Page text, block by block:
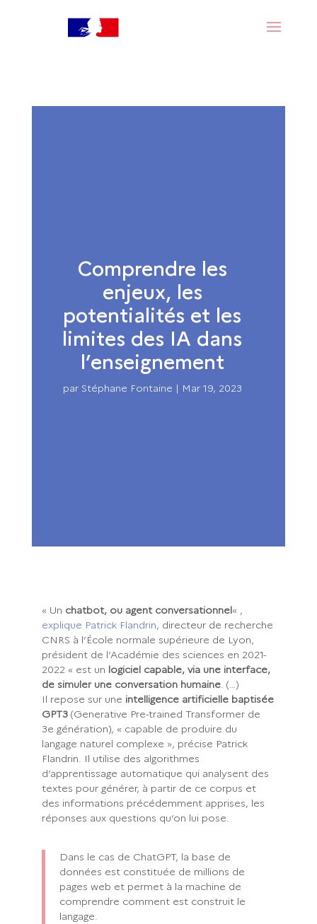
Comprendre les
enjeux, les
potentialités et les
limites des IA dans
l’enseignement
par Stéphane Fontaine | Mar 19, 2023
« Un chatbot, ou agent conversationnel« ,
explique Patrick Flandrin, directeur de recherche
CNRS à l’École normale supérieure de Lyon,
président de l’Académie des sciences en 2021-
2022 « est un logiciel capable, via une interface,
de simuler une conversation humaine. (…)
Il repose sur une intelligence artificielle baptisée
GPT3 (Generative Pre-trained Transformer de
3e génération), « capable de produire du
langage naturel complexe », précise Patrick
Flandrin. Il utilise des algorithmes
d’apprentissage automatique qui analysent des
textes pour générer, à partir de ce corpus et
des informations précédemment apprises, les
réponses aux questions qu’on lui pose.
Dans le cas de ChatGPT, la base de
données est constituée de millions de
pages web et permet à la machine de
comprendre comment est construit le
langage.